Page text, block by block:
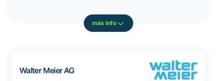
más info
Walter Meier AG